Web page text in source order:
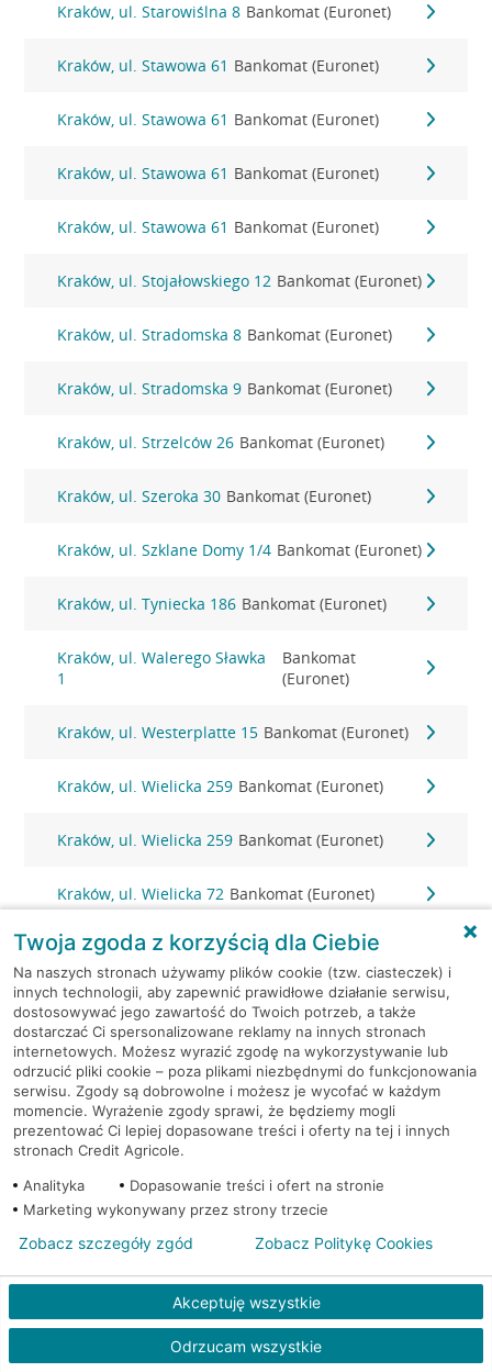
Kraków, ul. Starowiślna 8 Bankomat (Euronet)
Kraków, ul. Stawowa 61 Bankomat (Euronet)
Kraków, ul. Stawowa 61 Bankomat (Euronet)
Kraków, ul. Stawowa 61 Bankomat (Euronet)
Kraków, ul. Stawowa 61 Bankomat (Euronet)
Kraków, ul. Stojałowskiego 12 Bankomat (Euronet)
Kraków, ul. Stradomska 8 Bankomat (Euronet)
Kraków, ul. Stradomska 9 Bankomat (Euronet)
Kraków, ul. Strzelców 26 Bankomat (Euronet)
Kraków, ul. Szeroka 30 Bankomat (Euronet)
Kraków, ul. Szklane Domy 1/4 Bankomat (Euronet)
Kraków, ul. Tyniecka 186 Bankomat (Euronet)
Kraków, ul. Walerego Sławka
1
Bankomat
(Euronet)
Kraków, ul. Westerplatte 15 Bankomat (Euronet)
Kraków, ul. Wielicka 259 Bankomat (Euronet)
Kraków, ul. Wielicka 259 Bankomat (Euronet)
Kraków, ul. Wielicka 72 Bankomat (Euronet)
Kraków, ul. Wielicka 72 Bankomat (Euronet)
Kraków, ul. Wielicka 72 Bankomat (Euronet)
Kraków, ul. Wielicka 79 Bankomat (Euronet)
Kraków, ul. Wiślna 6 Bankomat (Euronet)
Kraków, ul. Włoska 2
Kraków, ul. Wrocławska 43A Bankomat (Euronet)
Kraków, ul. Wysłouchów 1 Bankomat (Euronet)
Kraków, ul. Zakopiańska 105 Bankomat (Euronet)
Twoja zgoda z korzyścią dla Ciebie
Na naszych stronach używamy plików cookie (tzw. ciasteczek) i
innych technologii, aby zapewnić prawidłowe działanie serwisu,
dostosowywać jego zawartość do Twoich potrzeb, a także
dostarczać Ci spersonalizowane reklamy na innych stronach
internetowych. Możesz wyrazić zgodę na wykorzystywanie lub
odrzucić pliki cookie – poza plikami niezbędnymi do funkcjonowania
serwisu. Zgody są dobrowolne i możesz je wycofać w każdym
momencie. Wyrażenie zgody sprawi, że będziemy mogli
prezentować Ci lepiej dopasowane treści i oferty na tej i innych
stronach Credit Agricole.
Analityka
Dopasowanie treści i ofert na stronie
Marketing wykonywany przez strony trzecie
Akceptuję wszystkie
Odrzucam wszystkie
Zobacz szczegóły zgód Zobacz Politykę Cookies